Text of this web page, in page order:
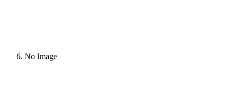
No Image